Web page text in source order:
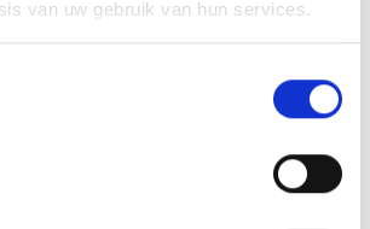
van uw gebruik van hun services.